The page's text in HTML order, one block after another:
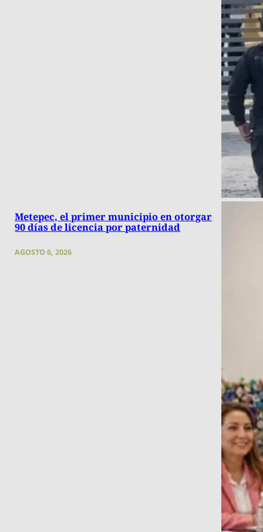
Metepec, el primer municipio en otorgar
90 días de licencia por paternidad
AGOSTO 6, 2026